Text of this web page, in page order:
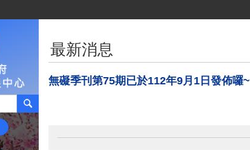
最新消息
無礙季刊第75期已於112年9月1日發佈囉~